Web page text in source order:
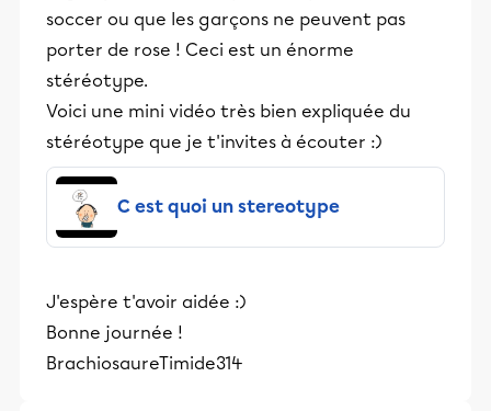
soccer ou que les garçons ne peuvent pas
porter de rose ! Ceci est un énorme
stéréotype.
Voici une mini vidéo très bien expliquée du
stéréotype que je t'invites à écouter :)
C est quoi un stereotype
J'espère t'avoir aidée :)
Bonne journée !
BrachiosaureTimide314